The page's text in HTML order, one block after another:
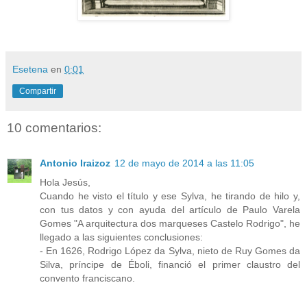
Esetena en 0:01
Compartir
10 comentarios:
Antonio Iraizoz 12 de mayo de 2014 a las 11:05
Hola Jesús,
Cuando he visto el título y ese Sylva, he tirando de hilo y,
con tus datos y con ayuda del artículo de Paulo Varela
Gomes "A arquitectura dos marqueses Castelo Rodrigo", he
llegado a las siguientes conclusiones:
- En 1626, Rodrigo López da Sylva, nieto de Ruy Gomes da
Silva, príncipe de Éboli, financió el primer claustro del
convento franciscano.